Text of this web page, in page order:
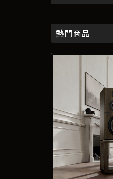
熱門商品